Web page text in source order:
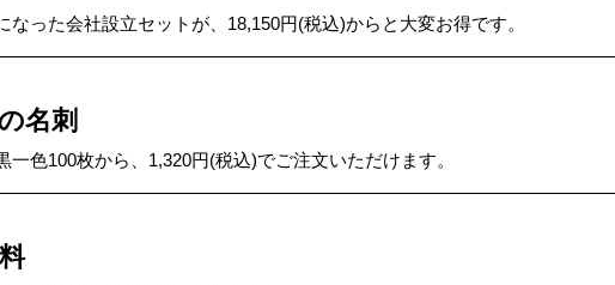
った会社設立セットが、18,150円(税込)からと大変お得です。
名刺
色100枚から、1,320円(税込)でご注文いただけます。